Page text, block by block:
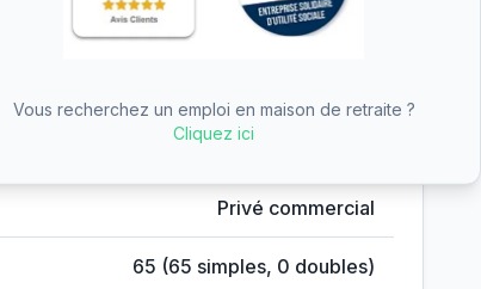
Condé-sur-l'Escaut
Privé commercial
65 (65 simples, 0 doubles)
Vous recherchez un emploi en maison de retraite ?
Cliquez ici